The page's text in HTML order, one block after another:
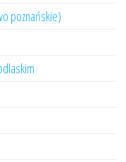
poznańskie)